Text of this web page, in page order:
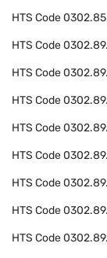
HTS Code
HTS Code
HTS Code
HTS Code
HTS Code
HTS Code
HTS Code
HTS Code
HTS Code